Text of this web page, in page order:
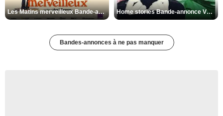
Les Matins merveilleux Bande-annonce VF Home stories Bande-annonce VO STFR
Bandes-annonces à ne pas manquer